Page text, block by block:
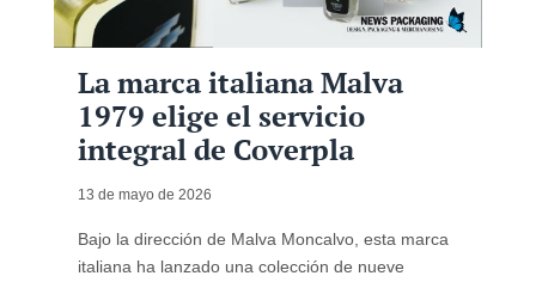
La marca italiana Malva
1979 elige el servicio
integral de Coverpla
13 de mayo de 2026
Bajo la dirección de Malva Moncalvo, esta marca
italiana ha lanzado una colección de nueve